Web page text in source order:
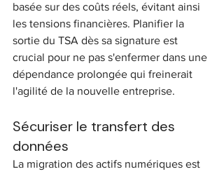
basée sur des coûts réels, évitant ainsi
les tensions financières. Planifier la
sortie du TSA dès sa signature est
crucial pour ne pas s'enfermer dans une
dépendance prolongée qui freinerait
l'agilité de la nouvelle entreprise.
Sécuriser le transfert des
données
La migration des actifs numériques est